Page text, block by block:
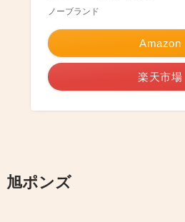
ノーブランド
Amazon
楽天市場
旭ポンズ